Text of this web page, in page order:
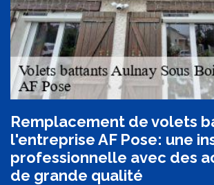
Remplacement de volets
l'entreprise AF Pose: une
professionnelle avec des
de grande qualité